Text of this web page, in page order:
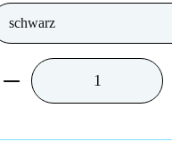
Produkt Anzahl: